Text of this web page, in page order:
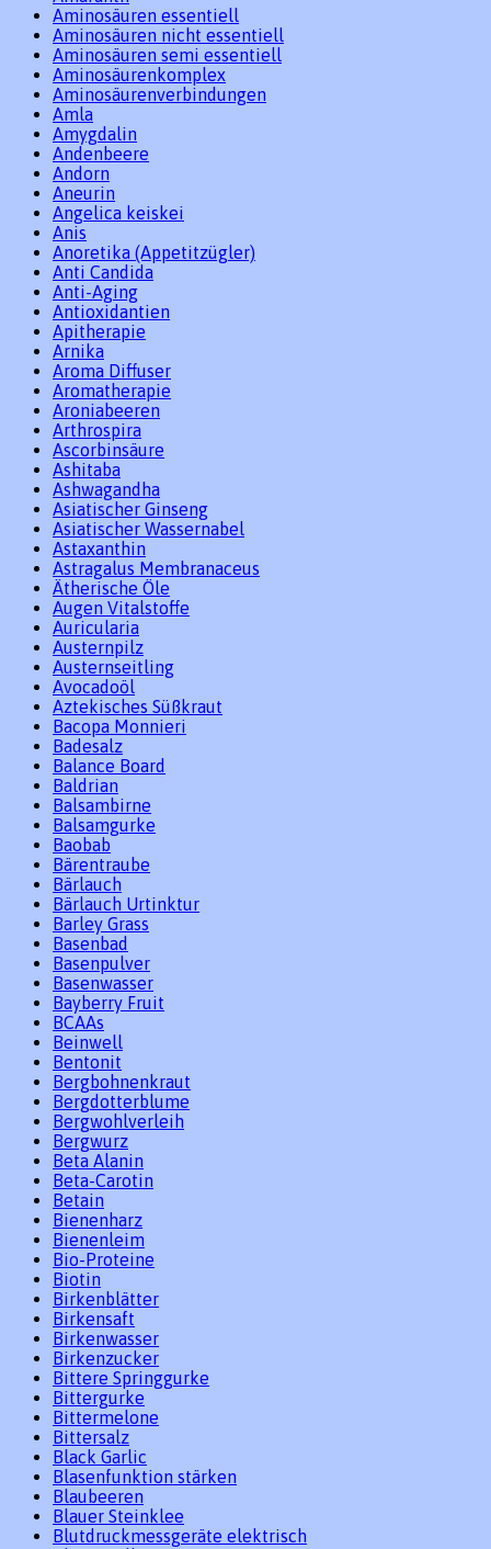
Aminosäuren essentiell
Aminosäuren nicht essentiell
Aminosäuren semi essentiell
Aminosäurenkomplex
Aminosäurenverbindungen
Amla
Amygdalin
Andenbeere
Andorn
Aneurin
Angelica keiskei
Anis
Anoretika (Appetitzügler)
Anti Candida
Anti-Aging
Antioxidantien
Apitherapie
Arnika
Aroma Diffuser
Aromatherapie
Aroniabeeren
Arthrospira
Ascorbinsäure
Ashitaba
Ashwagandha
Asiatischer Ginseng
Asiatischer Wassernabel
Astaxanthin
Astragalus Membranaceus
Ätherische Öle
Augen Vitalstoffe
Auricularia
Austernpilz
Austernseitling
Avocadoöl
Aztekisches Süßkraut
Bacopa Monnieri
Badesalz
Balance Board
Baldrian
Balsambirne
Balsamgurke
Baobab
Bärentraube
Bärlauch
Bärlauch Urtinktur
Barley Grass
Basenbad
Basenpulver
Basenwasser
Bayberry Fruit
BCAAs
Beinwell
Bentonit
Bergbohnenkraut
Bergdotterblume
Bergwohlverleih
Bergwurz
Beta Alanin
Beta-Carotin
Betain
Bienenharz
Bienenleim
Bio-Proteine
Biotin
Birkenblätter
Birkensaft
Birkenwasser
Birkenzucker
Bittere Springgurke
Bittergurke
Bittermelone
Bittersalz
Black Garlic
Blasenfunktion stärken
Blaubeeren
Blauer Steinklee
Blutdruckmessgeräte elektrisch